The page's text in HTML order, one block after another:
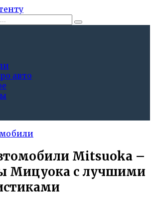
авто
Mitsuoka –
Мицуока с лучшими